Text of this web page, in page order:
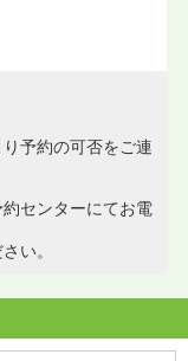
予約の可否をご連
センターにてお電
い。